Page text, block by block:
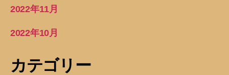
2022年11月
2022年10月
カテゴリー